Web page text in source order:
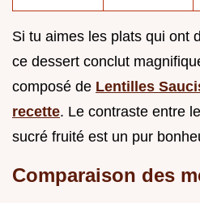
Si tu aimes les plats qui ont
ce dessert conclut
composé de Lentilles
recette. Le contraste entre
sucré fruité est un pur
Comparaison des